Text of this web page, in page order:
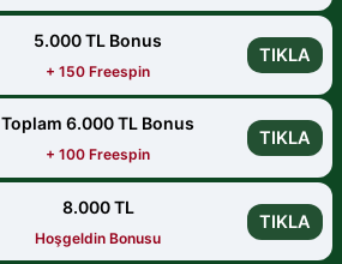
5.000 TL Bonus
+ 150 Freespin
TIKLA
Toplam 6.000 TL Bonus
+ 100 Freespin
TIKLA
8.000 TL
Hoşgeldin Bonusu
TIKLA